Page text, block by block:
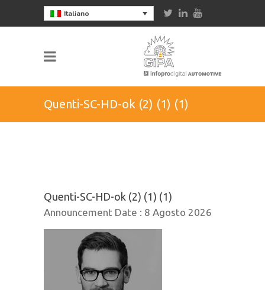
Italiano
Quenti-SC-HD-ok (2) (1) (1)
Quenti-SC-HD-ok (2) (1) (1)
Announcement Date : 8 Agosto 2026